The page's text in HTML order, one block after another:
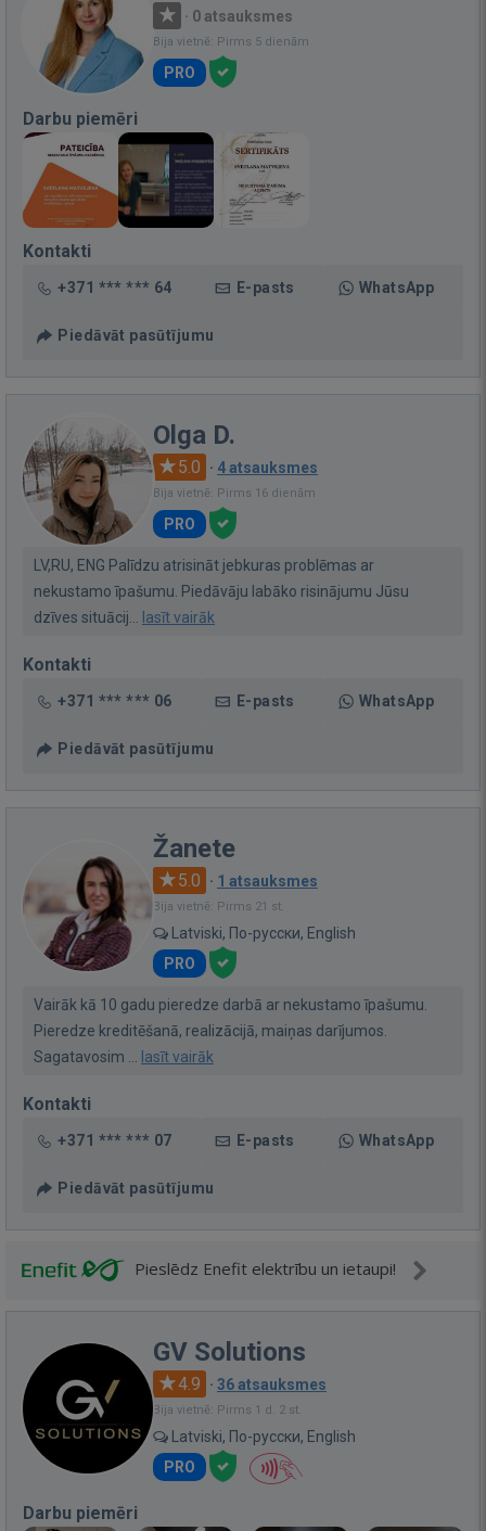
· 0 atsauksmes
Bija vietnē: Pirms 5 dienām
PRO
Darbu piemēri
Kontakti
+371 *** *** 64 E-pasts WhatsApp
Piedāvāt pasūtījumu
Olga D.
5.0 · 4 atsauksmes
Bija vietnē: Pirms 16 dienām
PRO
LV,RU, ENG Palīdzu atrisināt jebkuras problēmas ar
nekustamo īpašumu. Piedāvāju labāko risinājumu Jūsu
dzīves situācij...
lasīt vairāk
Kontakti
+371 *** *** 06 E-pasts WhatsApp
Piedāvāt pasūtījumu
Žanete
5.0 · 1 atsauksmes
Bija vietnē: Pirms 21 st.
Latviski, По-русски, English
PRO
Vairāk kā 10 gadu pieredze darbā ar nekustamo īpašumu.
Pieredze kreditēšanā, realizācijā, maiņas darījumos.
Sagatavosim ...
lasīt vairāk
Kontakti
+371 *** *** 07 E-pasts WhatsApp
Piedāvāt pasūtījumu
Pieslēdz Enefit elektrību un ietaupi!
GV Solutions
4.9 · 36 atsauksmes
Bija vietnē: Pirms 1 d. 2 st.
Latviski, По-русски, English
PRO
Darbu piemēri